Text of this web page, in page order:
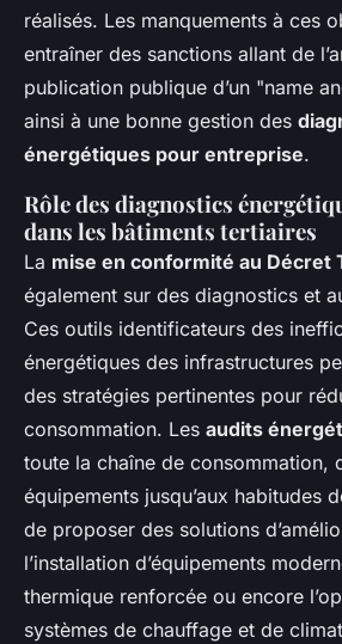
réalisés. Les manquements à ces
entraîner des sanctions allant de
publication publique d’un "name
ainsi à une bonne gestion des
énergétiques pour entreprise.
Rôle des diagnostics
dans les bâtiments tertiaires
La mise en conformité au Décret
également sur des diagnostics et
Ces outils identificateurs des
énergétiques des infrastructures
des stratégies pertinentes pour
consommation. Les audits
toute la chaîne de consommation,
équipements jusqu’aux habitudes
de proposer des solutions
l’installation d’équipements
thermique renforcée ou encore
systèmes de chauffage et de